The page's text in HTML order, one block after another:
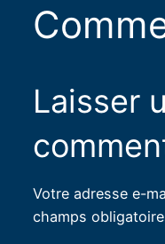
Laisser
Votre adresse e-
champs